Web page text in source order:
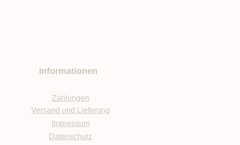
Informationen
Zahlungen
Versand und Lieferung
Impressum
Datenschutz